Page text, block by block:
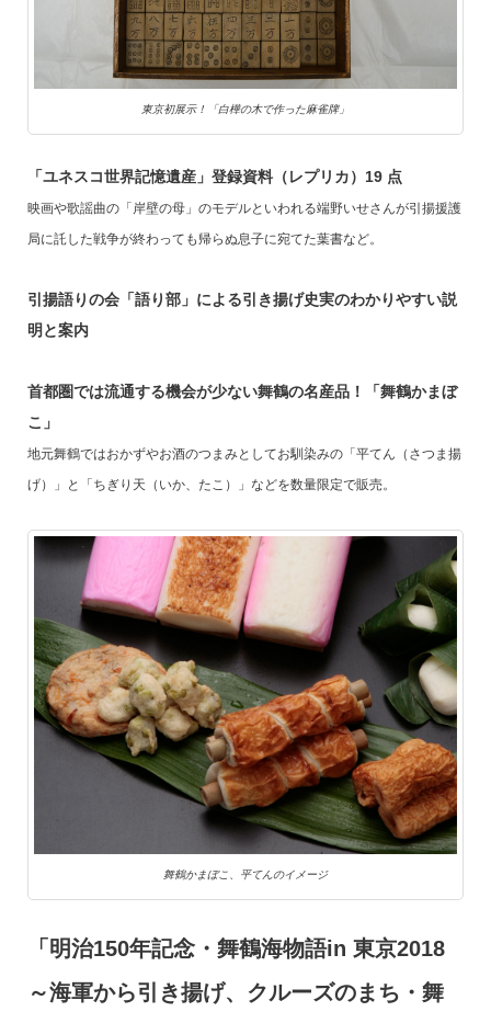
東京初展示！「白樺の木で作った麻雀牌」
「ユネスコ世界記憶遺産」登録資料（レプリカ）19 点
映画や歌謡曲の「岸壁の母」のモデルといわれる端野いせさんが引揚援護
局に託した戦争が終わっても帰らぬ息子に宛てた葉書など。
引揚語りの会「語り部」による引き揚げ史実のわかりやすい説
明と案内
首都圏では流通する機会が少ない舞鶴の名産品！「舞鶴かまぼ
こ」
地元舞鶴ではおかずやお酒のつまみとしてお馴染みの「平てん（さつま揚
げ）」と「ちぎり天（いか、たこ）」などを数量限定で販売。
舞鶴かまぼこ、平てんのイメージ
「明治150年記念・舞鶴海物語in 東京2018
～海軍から引き揚げ、クルーズのまち・舞